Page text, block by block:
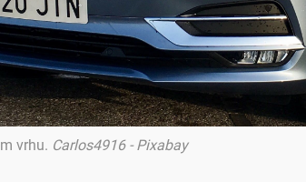
vrhu. Carlos4916 - Pixabay